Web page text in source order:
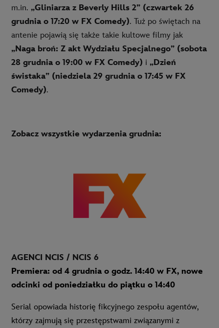
m.in. „Gliniarza z Beverly Hills 2” (czwartek 26
grudnia o 17:20 w FX Comedy). Tuż po świętach na
antenie pojawią się także takie kultowe filmy jak
„Naga broń: Z akt Wydziału Specjalnego” (sobota
28 grudnia o 19:00 w FX Comedy) i „Dzień
świstaka” (niedziela 29 grudnia o 17:45 w FX
Comedy).
Zobacz wszystkie wydarzenia grudnia:
AGENCI NCIS / NCIS 6
Premiera: od 4 grudnia o godz. 14:40 w FX, nowe
odcinki od poniedziałku do piątku o 14:40
Serial opowiada historię fikcyjnego zespołu agentów,
którzy zajmują się przestępstwami związanymi z